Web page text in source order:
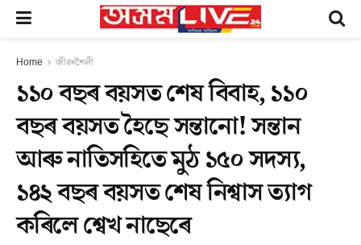
Home জীৱনশৈলী
১১০ বছৰ বয়সত শেষ বিবাহ, ১১০
বছৰ বয়সত হৈছে সন্তানো! সন্তান
আৰু নাতিসহিতে মুঠ ১৫০ সদস্য,
১৪২ বছৰ বয়সত শেষ নিশ্বাস ত্যাগ
কৰিলে শ্বেখ নাছেৰে